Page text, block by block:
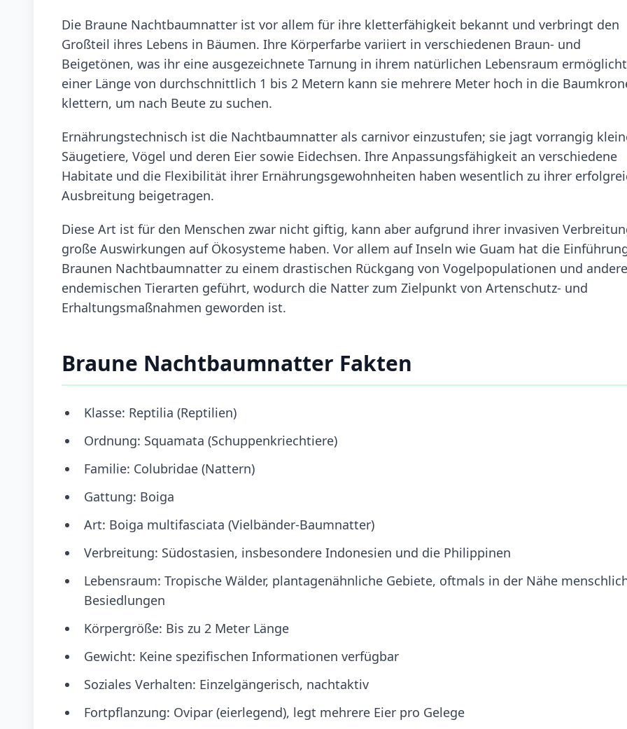
Die Braune Nachtbaumnatter ist vor allem für ihre kletterfähigkeit bekannt und verbringt den
Großteil ihres Lebens in Bäumen. Ihre Körperfarbe variiert in verschiedenen Braun- und
Beigetönen, was ihr eine ausgezeichnete Tarnung in ihrem natürlichen Lebensraum
einer Länge von durchschnittlich 1 bis 2 Metern kann sie mehrere Meter hoch in die
klettern, um nach Beute zu suchen.
Ernährungstechnisch ist die Nachtbaumnatter als carnivor einzustufen; sie jagt vorrangig
Säugetiere, Vögel und deren Eier sowie Eidechsen. Ihre Anpassungsfähigkeit an verschiedene
Habitate und die Flexibilität ihrer Ernährungsgewohnheiten haben wesentlich zu ihrer
Ausbreitung beigetragen.
Diese Art ist für den Menschen zwar nicht giftig, kann aber aufgrund ihrer invasiven
große Auswirkungen auf Ökosysteme haben. Vor allem auf Inseln wie Guam hat die
Braunen Nachtbaumnatter zu einem drastischen Rückgang von Vogelpopulationen und
endemischen Tierarten geführt, wodurch die Natter zum Zielpunkt von Artenschutz- und
Erhaltungsmaßnahmen geworden ist.
Braune Nachtbaumnatter Fakten
Klasse: Reptilia (Reptilien)
Ordnung: Squamata (Schuppenkriechtiere)
Familie: Colubridae (Nattern)
Gattung: Boiga
Art: Boiga multifasciata (Vielbänder-Baumnatter)
Verbreitung: Südostasien, insbesondere Indonesien und die Philippinen
Lebensraum: Tropische Wälder, plantagenähnliche Gebiete, oftmals in der Nähe
Besiedlungen
Körpergröße: Bis zu 2 Meter Länge
Gewicht: Keine spezifischen Informationen verfügbar
Soziales Verhalten: Einzelgängerisch, nachtaktiv
Fortpflanzung: Ovipar (eierlegend), legt mehrere Eier pro Gelege